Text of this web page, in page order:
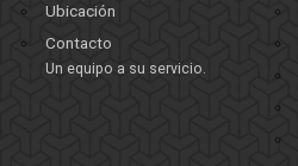
Ubicación
Contacto
Un equipo a su servicio.